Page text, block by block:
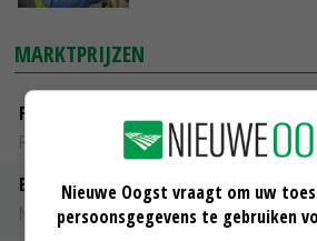
MARKTPRIJZEN
Fritesgeschikt NL Du Be
PotatoNL
Emmeloord Tarwe
Noteringen
Nieuwe Oogst vraagt om uw
persoonsgegevens te gebruiken